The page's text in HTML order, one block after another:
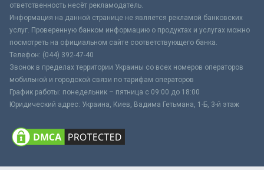
ответственность несёт рекламодатель.
Информация на данной странице не является рекламой банковских
услуг. Проверенную банком информацию о продуктах и услугах можно
посмотреть на официальном сайте соответствующего банка.
Телефон: (044) 392-47-40
Звонок в пределах территории Украины со всех номеров операторов
мобильной и городской связи по тарифам операторов
График работы: понедельник – пятница с 09:00 до 18:00
Юридический адрес: Украина, Киев, Вадима Гетьмана, 1-Б, 3-й этаж